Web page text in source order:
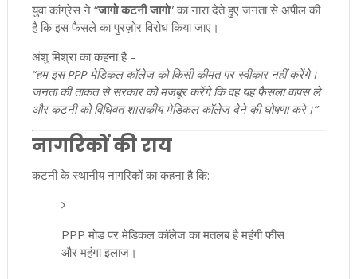
युवा कांग्रेस ने “जागो कटनी जागो” का नारा देते हुए जनता से अपील की
है कि इस फैसले का पुरज़ोर विरोध किया जाए।
अंशु मिश्रा का कहना है –
“हम इस PPP मेडिकल कॉलेज को किसी कीमत पर स्वीकार नहीं करेंगे।
जनता की ताकत से सरकार को मजबूर करेंगे कि वह यह फैसला वापस ले
और कटनी को विधिवत शासकीय मेडिकल कॉलेज देने की घोषणा करे।”
नागरिकों की राय
कटनी के स्थानीय नागरिकों का कहना है कि:
PPP मोड पर मेडिकल कॉलेज का मतलब है महंगी फीस
और महंगा इलाज।